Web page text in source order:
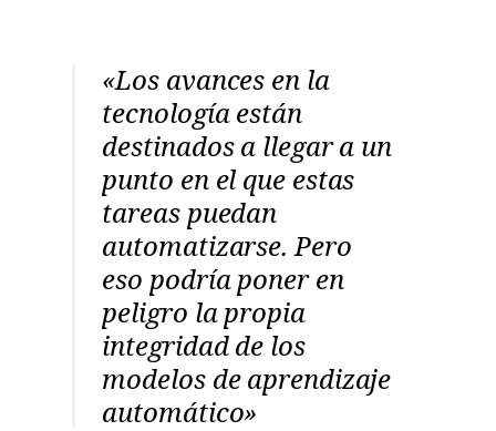
«Los avances en la
tecnología están
destinados a llegar a un
punto en el que estas
tareas puedan
automatizarse. Pero
eso podría poner en
peligro la propia
integridad de los
modelos de aprendizaje
automático»